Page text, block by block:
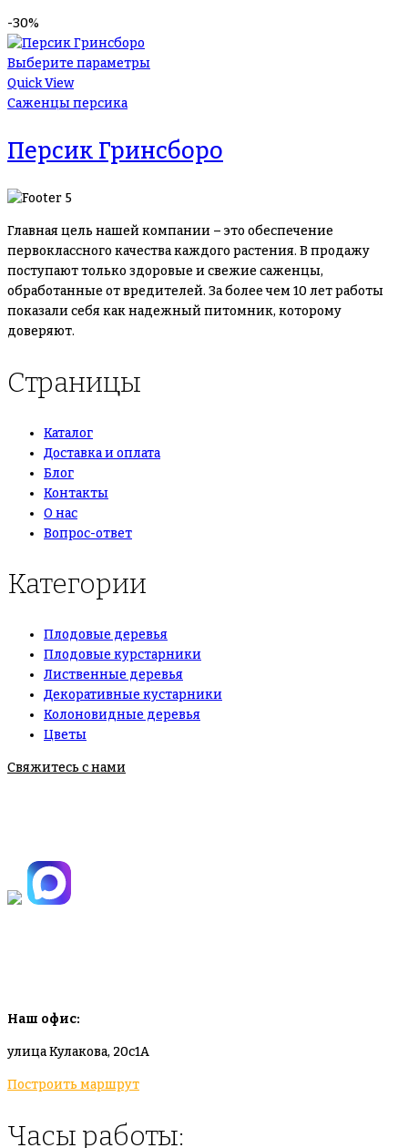
-30%
Выберите параметры
Quick View
Саженцы персика
Персик Гринсборо
Главная цель нашей компании – это обеспечение
первоклассного качества каждого растения. В продажу
поступают только здоровые и свежие саженцы,
обработанные от вредителей. За более чем 10 лет работы
показали себя как надежный питомник, которому
доверяют.
Страницы
Каталог
Доставка и оплата
Блог
Контакты
О нас
Вопрос-ответ
Категории
Плодовые деревья
Плодовые курстарники
Лиственные деревья
Декоративные кустарники
Колоновидные деревья
Цветы
Свяжитесь с нами
Наш офис:
улица Кулакова, 20с1А
Построить маршрут
Часы работы: